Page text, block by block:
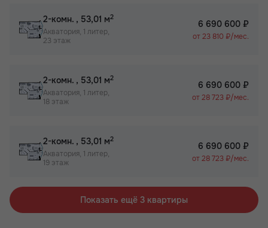
2-комн. , 53,01 м2
Акватория, 1 литер,
23 этаж
6 690 600 ₽
от 23 810 ₽/мес.
2-комн. , 53,01 м2
Акватория, 1 литер,
18 этаж
6 690 600 ₽
от 28 723 ₽/мес.
2-комн. , 53,01 м2
Акватория, 1 литер,
19 этаж
6 690 600 ₽
от 28 723 ₽/мес.
Показать ещё 3 квартиры